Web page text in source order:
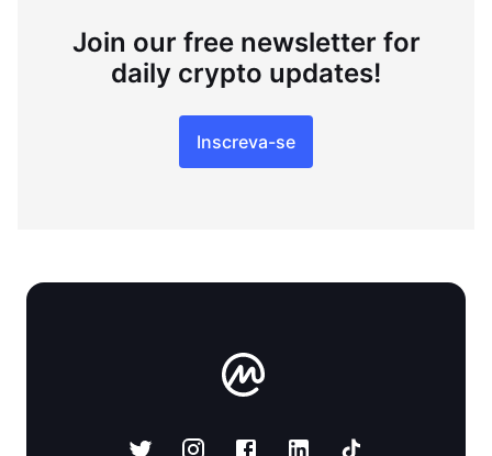
Join our free newsletter for
daily crypto updates!
Inscreva-se